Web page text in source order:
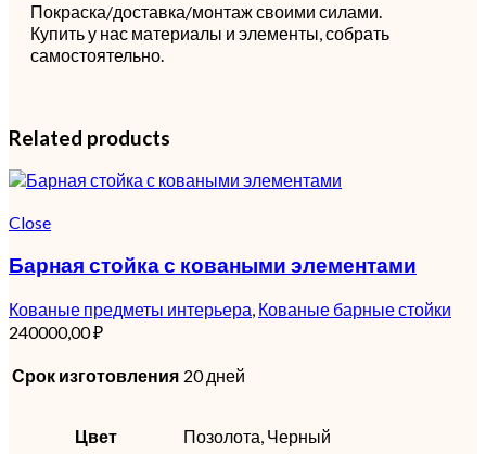
Покраска/доставка/монтаж своими силами.
Купить у нас материалы и элементы, собрать
самостоятельно.
Related products
Close
Барная стойка с коваными элементами
Кованые предметы интерьера, Кованые барные стойки
240000,00₽
Срок изготовления 20 дней
Цвет Позолота, Черный